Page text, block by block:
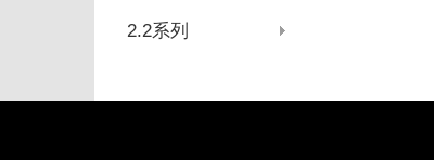
2.2系列